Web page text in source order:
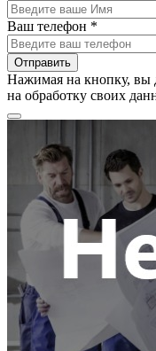
Ваш телефон *
Отправить
Нажимая на кнопку, вы
на обработку своих